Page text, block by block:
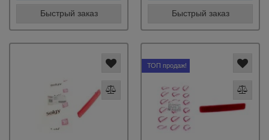
Быстрый заказ Быстрый заказ
ТОП продаж!